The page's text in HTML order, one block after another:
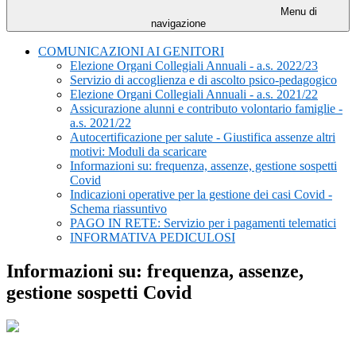
Menu di
navigazione
COMUNICAZIONI AI GENITORI
Elezione Organi Collegiali Annuali - a.s. 2022/23
Servizio di accoglienza e di ascolto psico-pedagogico
Elezione Organi Collegiali Annuali - a.s. 2021/22
Assicurazione alunni e contributo volontario famiglie -
a.s. 2021/22
Autocertificazione per salute - Giustifica assenze altri
motivi: Moduli da scaricare
Informazioni su: frequenza, assenze, gestione sospetti
Covid
Indicazioni operative per la gestione dei casi Covid -
Schema riassuntivo
PAGO IN RETE: Servizio per i pagamenti telematici
INFORMATIVA PEDICULOSI
Informazioni su: frequenza, assenze,
gestione sospetti Covid